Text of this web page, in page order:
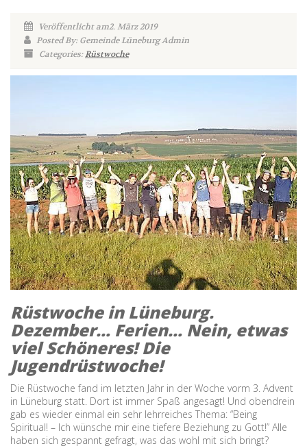
Veröffentlicht am2. März 2019
Posted By: Gemeinde Lüneburg Admin
Categories:Rüstwoche
Rüstwoche in Lüneburg.
Dezember… Ferien… Nein, etwas
viel Schöneres! Die
Jugendrüstwoche!
Die Rüstwoche fand im letzten Jahr in der Woche vorm 3. Advent
in Lüneburg statt. Dort ist immer Spaß angesagt! Und obendrein
gab es wieder einmal ein sehr lehrreiches Thema: “Being
Spiritual! – Ich wünsche mir eine tiefere Beziehung zu Gott!” Alle
haben sich gespannt gefragt, was das wohl mit sich bringt?